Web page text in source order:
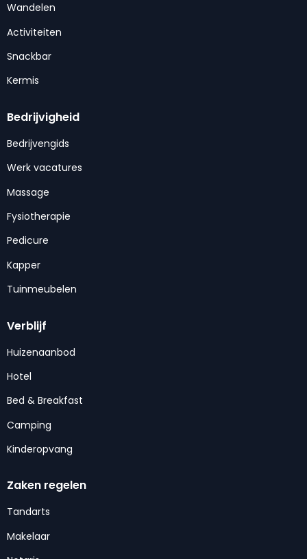
Wandelen
Activiteiten
Snackbar
Kermis
Bedrijvigheid
Bedrijvengids
Werk vacatures
Massage
Fysiotherapie
Pedicure
Kapper
Tuinmeubelen
Verblijf
Huizenaanbod
Hotel
Bed & Breakfast
Camping
Kinderopvang
Zaken regelen
Tandarts
Makelaar